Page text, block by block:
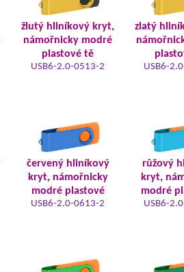
žlutý hliníkový kryt,
námořnicky modré
plastové tě
USB6-2.0-0513-2
zlatý
USB6-
červený hliníkový
kryt, námořnicky
modré plastové
USB6-2.0-0613-2
růžový
kryt,
modré
USB6-